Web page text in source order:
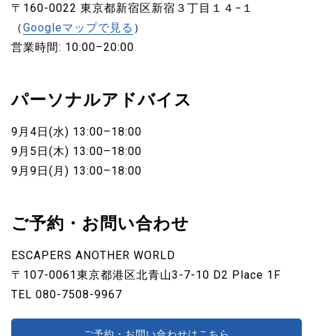
〒160-0022 東京都新宿区新宿３丁目１４−１
（Googleマップで見る ）
営業時間: 10:00–20:00
パーソナルアドバイス
9月4日(水) 13:00–18:00
9月5日(木) 13:00–18:00
9月9日(月) 13:00–18:00
ご予約・お問い合わせ
ESCAPERS ANOTHER WORLD
〒107-0061東京都港区北⻘⼭3-7-10 D2 Place 1F
TEL 080-7508-9967
ご予約・お問い合わせはこちら